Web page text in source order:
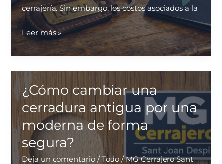
cerrajería. Sin embargo, los costos asociados a la
Contratar
un
servicio
de
cerrajería
con
descuento
para
empresas
locales
Leer más »
¿Cómo cambiar una
cerradura antigua por una
moderna de forma
segura?
Deja un comentario /Todo /MG Cerrajero Sant